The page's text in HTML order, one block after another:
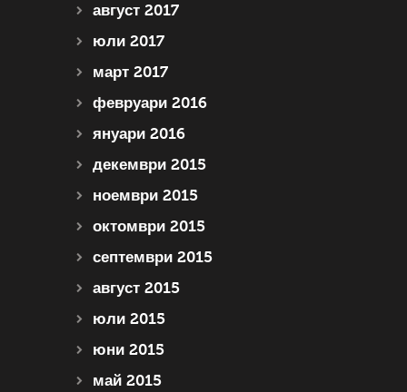
август 2017
юли 2017
март 2017
февруари 2016
януари 2016
декември 2015
ноември 2015
октомври 2015
септември 2015
август 2015
юли 2015
юни 2015
май 2015